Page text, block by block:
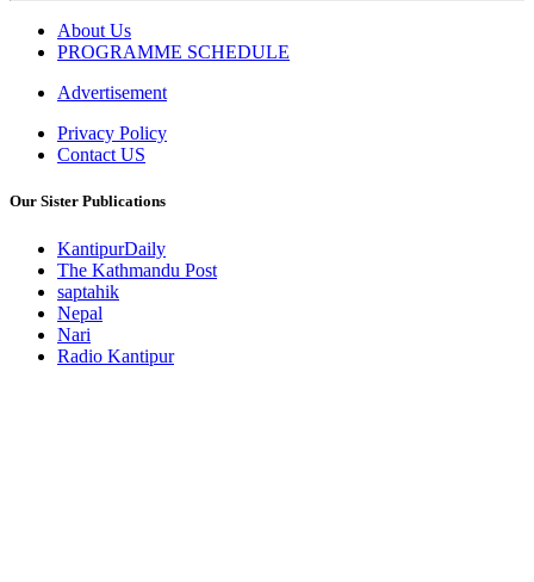
About Us
PROGRAMME SCHEDULE
Advertisement
Privacy Policy
Contact US
Our Sister Publications
KantipurDaily
The Kathmandu Post
saptahik
Nepal
Nari
Radio Kantipur